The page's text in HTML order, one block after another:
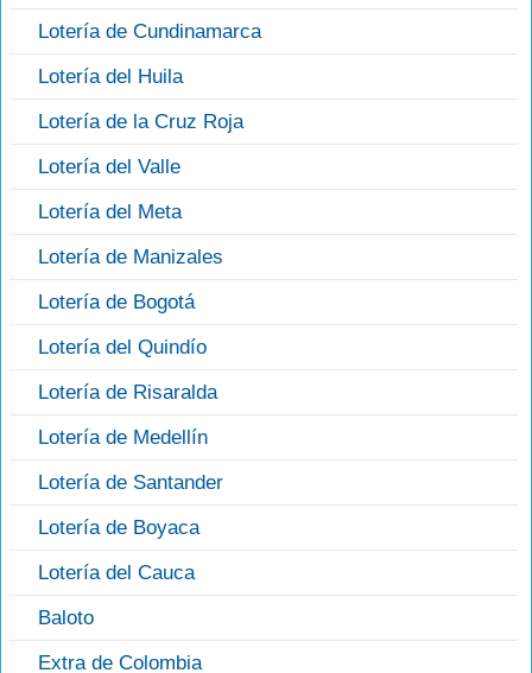
Lotería de Cundinamarca
Lotería del Huila
Lotería de la Cruz Roja
Lotería del Valle
Lotería del Meta
Lotería de Manizales
Lotería de Bogotá
Lotería del Quindío
Lotería de Risaralda
Lotería de Medellín
Lotería de Santander
Lotería de Boyaca
Lotería del Cauca
Baloto
Extra de Colombia